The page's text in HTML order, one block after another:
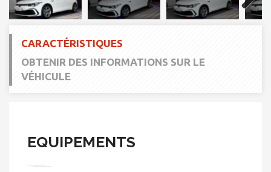
Next
CARACTÉRISTIQUES
OBTENIR DES INFORMATIONS SUR LE
VÉHICULE
EQUIPEMENTS